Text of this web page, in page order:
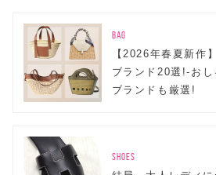
BAG
【2026年春夏新作
ブランド20選!-お
ブランドも厳選!
SHOES